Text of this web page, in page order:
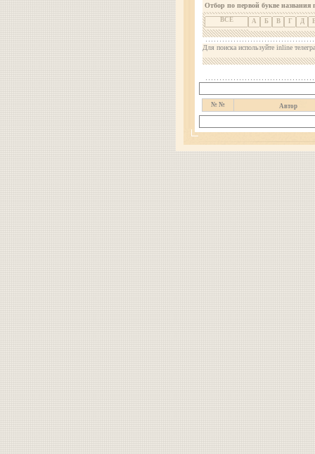
Отбор по первой букве названия
ВСЕ А Б В Г Д
Для поиска используйте inline
№ № Автор